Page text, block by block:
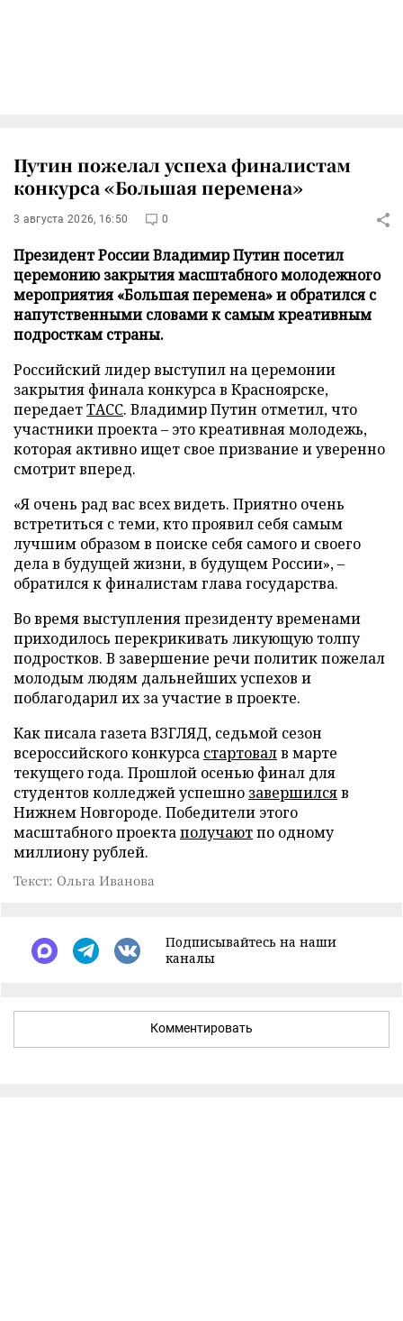
Путин пожелал успеха финалистам
конкурса «Большая перемена»
3 августа 2026, 16:50 0
Президент России Владимир Путин посетил
церемонию закрытия масштабного молодежного
мероприятия «Большая перемена» и обратился с
напутственными словами к самым креативным
подросткам страны.
Российский лидер выступил на церемонии
закрытия финала конкурса в Красноярске,
передаетТАСС. Владимир Путин отметил, что
участники проекта – это креативная молодежь,
которая активно ищет свое призвание и уверенно
смотрит вперед.
«Я очень рад вас всех видеть. Приятно очень
встретиться с теми, кто проявил себя самым
лучшим образом в поиске себя самого и своего
дела в будущей жизни, в будущем России», –
обратился к финалистам глава государства.
Во время выступления президенту временами
приходилось перекрикивать ликующую толпу
подростков. В завершение речи политик пожелал
молодым людям дальнейших успехов и
поблагодарил их за участие в проекте.
Как писала газета ВЗГЛЯД, седьмой сезон
всероссийского конкурса стартовалв марте
текущего года. Прошлой осенью финал для
студентов колледжей успешно завершилсяв
Нижнем Новгороде. Победители этого
масштабного проектаполучаютпо одному
миллиону рублей.
Текст: Ольга Иванова
Подписывайтесь на наши
каналы
Комментировать